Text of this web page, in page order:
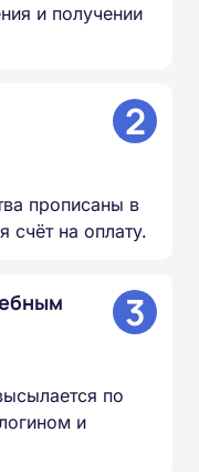
и получении
2
прописаны в
счёт на оплату.
3
по
и